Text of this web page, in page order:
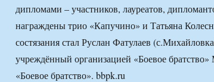
дипломами – участников, лауреатов,
награждены трио «Капучино» и Татьяна
состязания стал Руслан Фатулаев
учреждённый организацией «Боевое
«Боевое братство». bbpk.ru